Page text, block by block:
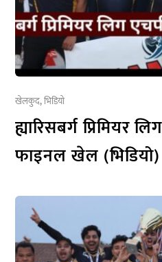
खेलकुद,भिडियो
ह्यारिसबर्ग प्रिमियर
फाइनल खेल (भिडियो)